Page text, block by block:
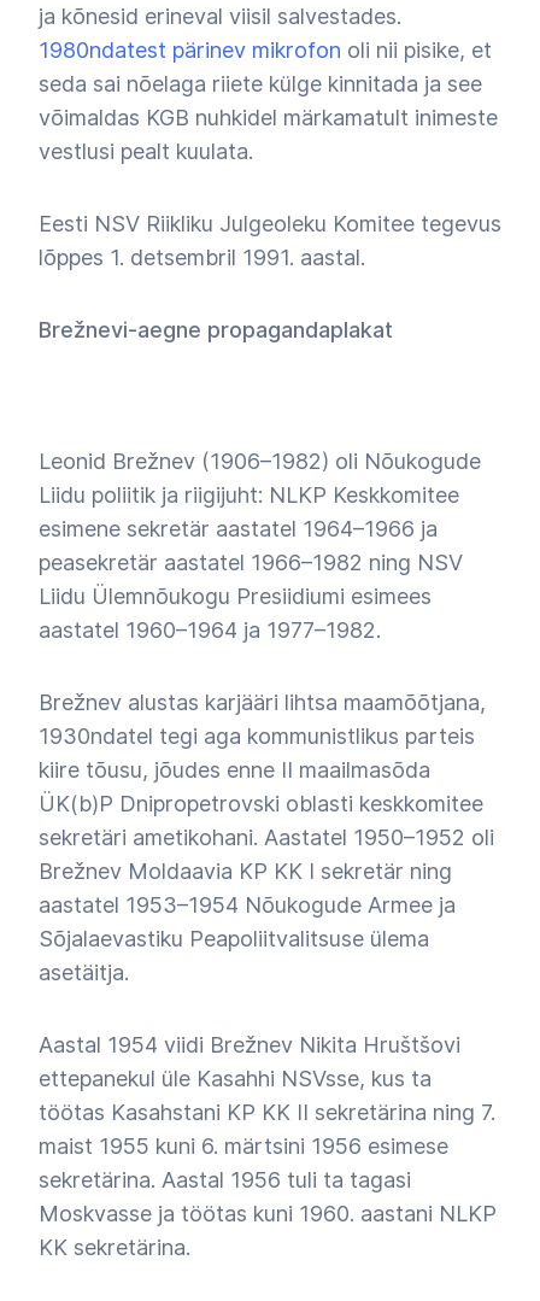
ja kõnesid erineval viisil salvestades.
1980ndatest pärinev mikrofon oli nii pisike, et
seda sai nõelaga riiete külge kinnitada ja see
võimaldas KGB nuhkidel märkamatult inimeste
vestlusi pealt kuulata.
Eesti NSV Riikliku Julgeoleku Komitee tegevus
lõppes 1. detsembril 1991. aastal.
Brežnevi-aegne propagandaplakat
Leonid Brežnev (1906–1982) oli Nõukogude
Liidu poliitik ja riigijuht: NLKP Keskkomitee
esimene sekretär aastatel 1964–1966 ja
peasekretär aastatel 1966–1982 ning NSV
Liidu Ülemnõukogu Presiidiumi esimees
aastatel 1960–1964 ja 1977–1982.
Brežnev alustas karjääri lihtsa maamõõtjana,
1930ndatel tegi aga kommunistlikus parteis
kiire tõusu, jõudes enne II maailmasõda
ÜK(b)P Dnipropetrovski oblasti keskkomitee
sekretäri ametikohani. Aastatel 1950–1952 oli
Brežnev Moldaavia KP KK I sekretär ning
aastatel 1953–1954 Nõukogude Armee ja
Sõjalaevastiku Peapoliitvalitsuse ülema
asetäitja.
Aastal 1954 viidi Brežnev Nikita Hruštšovi
ettepanekul üle Kasahhi NSVsse, kus ta
töötas Kasahstani KP KK II sekretärina ning 7.
maist 1955 kuni 6. märtsini 1956 esimese
sekretärina. Aastal 1956 tuli ta tagasi
Moskvasse ja töötas kuni 1960. aastani NLKP
KK sekretärina.